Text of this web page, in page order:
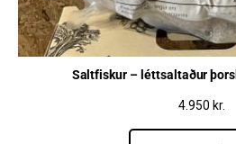
Saltfiskur – léttsaltaður
4.950 kr.